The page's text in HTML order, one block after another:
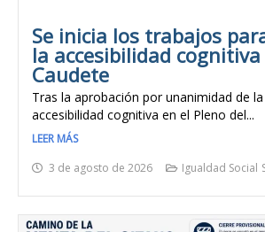
Se inicia los trabajos
la accesibilidad cognitiva
Caudete
Tras la aprobación por unanimidad de
accesibilidad cognitiva en el Pleno del...
LEER MÁS
3 de agosto de 2026
Igualdad Social